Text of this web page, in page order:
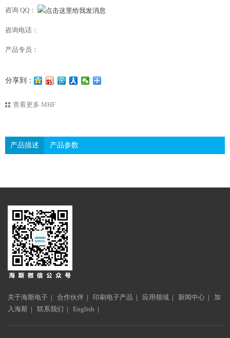
咨询 QQ：
咨询电话：
产品专员：
分享到：
查看更多 MHF
产品描述 产品参数
关于海斯电子 | 合作伙伴 | 印刷电子产品 | 应用领域 | 新闻中心 | 加
入海斯 | 联系我们 | English |